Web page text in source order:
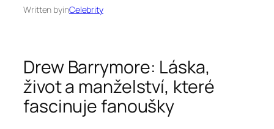
Written byinCelebrity
Drew Barrymore: Láska,
život a manželství, které
fascinuje fanoušky